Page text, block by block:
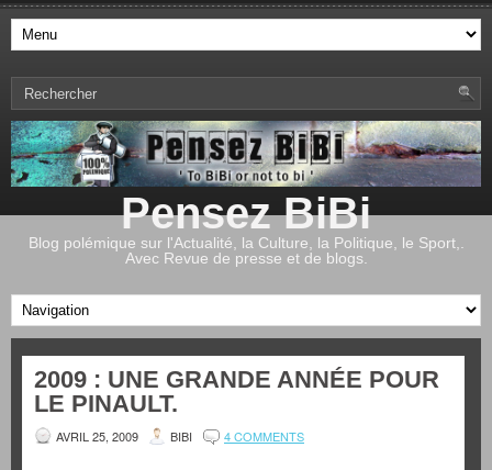
Pensez BiBi
Blog polémique sur l'Actualité, la Culture, la Politique, le Sport,.
Avec Revue de presse et de blogs.
2009 : UNE GRANDE ANNÉE POUR
LE PINAULT.
AVRIL 25, 2009 BIBI 4 COMMENTS